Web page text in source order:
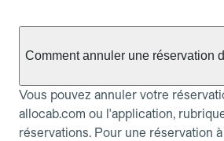
Comment annuler une réservation
Vous pouvez annuler votre
allocab.com ou l'application,
réservations. Pour une réservation